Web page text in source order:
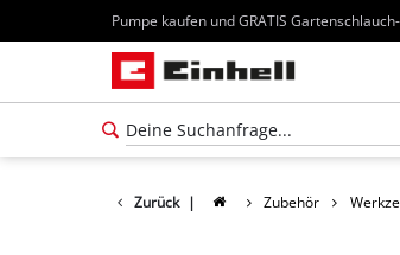
Pumpe kaufen und GRATIS
Zurück | Zubehör